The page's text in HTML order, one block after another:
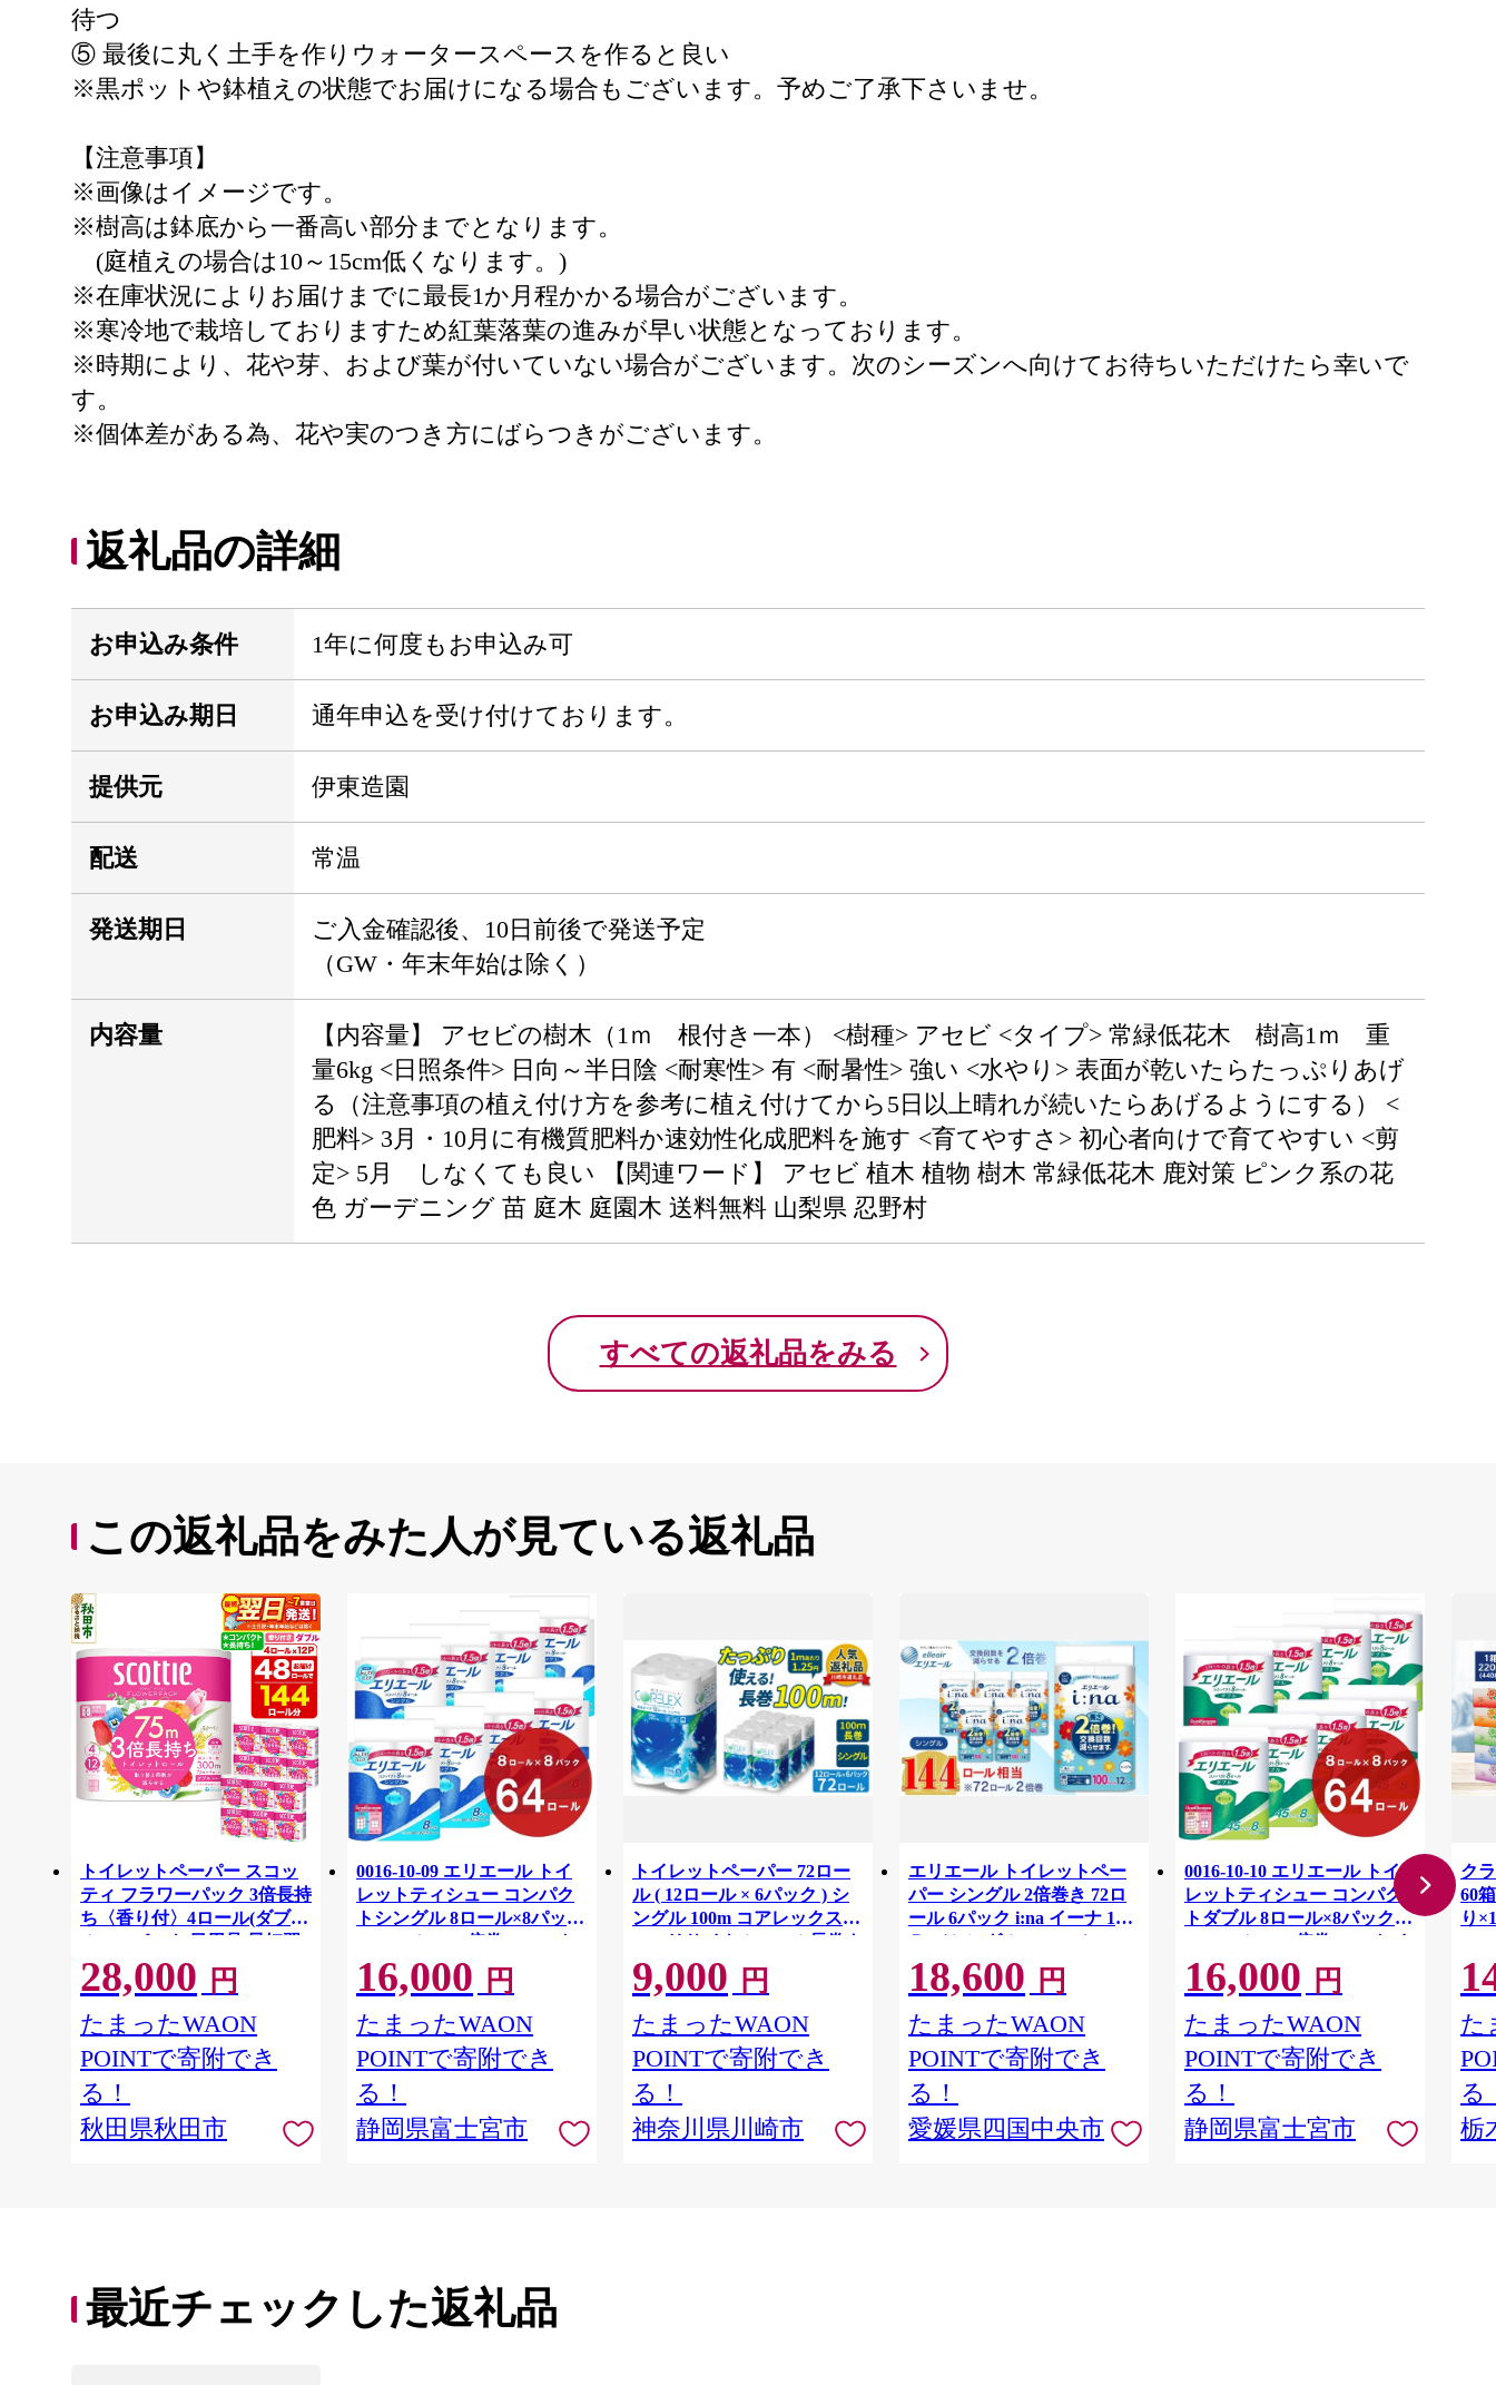
待つ
⑤ 最後に丸く土手を作りウォータースペースを作ると良い
※黒ポットや鉢植えの状態でお届けになる場合もございます。予めご了承下さいませ。
【注意事項】
※画像はイメージです。
※樹高は鉢底から一番高い部分までとなります。
(庭植えの場合は10～15cm低くなります。)
※在庫状況によりお届けまでに最長1か月程かかる場合がございます。
※寒冷地で栽培しておりますため紅葉落葉の進みが早い状態となっております。
※時期により、花や芽、および葉が付いていない場合がございます。次のシーズンへ向けてお待ちいただけたら幸いで
す。
※個体差がある為、花や実のつき方にばらつきがございます。
返礼品の詳細
お申込み条件 1年に何度もお申込み可
お申込み期日 通年申込を受け付けております。
提供元 伊東造園
配送 常温
発送期日
ご入金確認後、10日前後で発送予定
（GW・年末年始は除く）
内容量
【内容量】 アセビの樹木（1ｍ 根付き一本） <樹種> アセビ <タイプ> 常緑低花木 樹高1ｍ 重
量6kg <日照条件> 日向～半日陰 <耐寒性> 有 <耐暑性> 強い <水やり> 表面が乾いたらたっぷりあげ
る（注意事項の植え付け方を参考に植え付けてから5日以上晴れが続いたらあげるようにする） <
肥料> 3月・10月に有機質肥料か速効性化成肥料を施す <育てやすさ> 初心者向けで育てやすい <剪
定> 5月 しなくても良い 【関連ワード】 アセビ 植木 植物 樹木 常緑低花木 鹿対策 ピンク系の花
色 ガーデニング 苗 庭木 庭園木 送料無料 山梨県 忍野村
すべての返礼品をみる
この返礼品をみた人が見ている返礼品
トイレットペーパー スコッ
ティ フラワーパック 3倍長持
ち〈香り付〉4ロール(ダブ
ル)×12パック 日用品 最短翌
日発送 [スコッティ フラワー
パック トイレットペーパー
日本製紙クレシア] 秋田県秋
田市
28,000 円
たまったWAON
POINTで寄附でき
る！
秋田県秋田市
0016-10-09 エリエール トイ
レットティシュー コンパク
トシングル 8ロール×8パック
64ロール 1.5倍巻 82.5m ト
イレットペーパー シングル
パルプ100％ 香りつき 日用品
消耗品 備蓄
16,000 円
たまったWAON
POINTで寄附でき
る！
静岡県富士宮市
トイレットペーパー 72ロー
ル ( 12ロール × 6パック ) シ
ングル 100m コアレックス
FSCリサイクルロール長巻タ
イプ 再生紙 100％ 日用品 消
耗品 防災 備蓄 トイレットペ
ーパー トイレ 神奈川県 川崎
市 トイレットペーパー 新生
活 生活雑貨 生活用品 といれ
っとぺーぱー 長持ち 長巻き
まとめ 非常 便利 サステナブ
ル エコ トイレットペーパー
9,000 円
たまったWAON
POINTで寄附でき
る！
神奈川県川崎市
エリエール トイレットペー
パー シングル 2倍巻き 72ロ
ール 6パック i:na イーナ 12
Ｒ （シングル・100ｍ） × 6
パック 日用品 消耗品 新生活
備蓄 防災 愛媛県 四国中央市
18,600 円
たまったWAON
POINTで寄附でき
る！
愛媛県四国中央市
0016-10-10 エリエール トイ
レットティシュー コンパク
トダブル 8ロール×8パック
64ロール 1.5倍巻 45m トイ
レットペーパー ダブル パル
プ100％ 香りつき 日用品 消
耗品 備蓄
16,000 円
たまったWAON
POINTで寄附でき
る！
静岡県富士宮市
ク
60
り
た
る
栃
最近チェックした返礼品